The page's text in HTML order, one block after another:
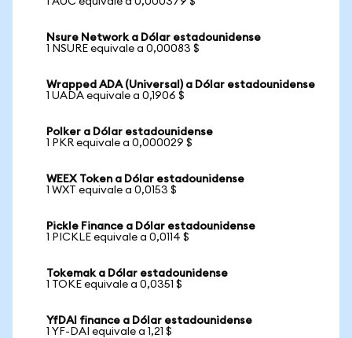
Nsure Network a Dólar estadounidense
1 NSURE equivale a 0,00083 $
Wrapped ADA (Universal) a Dólar estadounidense
1 UADA equivale a 0,1906 $
Polker a Dólar estadounidense
1 PKR equivale a 0,000029 $
WEEX Token a Dólar estadounidense
1 WXT equivale a 0,0153 $
Pickle Finance a Dólar estadounidense
1 PICKLE equivale a 0,0114 $
Tokemak a Dólar estadounidense
1 TOKE equivale a 0,0351 $
YfDAI finance a Dólar estadounidense
1 YF-DAI equivale a 1,21 $